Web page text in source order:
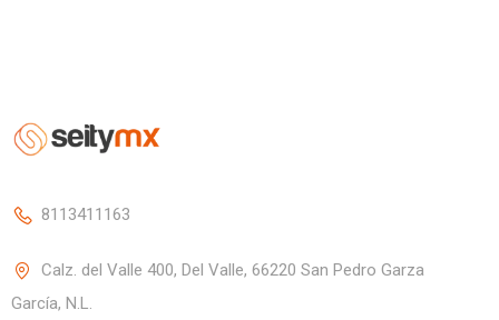
8113411163
Calz. del Valle 400, Del Valle, 66220 San Pedro Garza
García, N.L.